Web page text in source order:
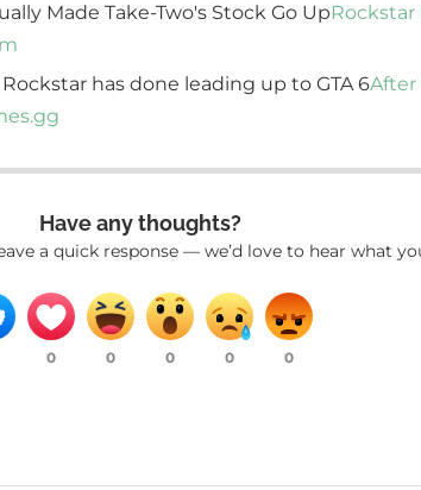
Made Take-Two's Stock Go UpRockstar
has done leading up to GTA 6After
Have any thoughts?
a quick response — we’d love to hear what
0 0 0 0 0